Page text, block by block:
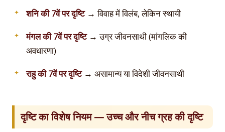
शनि की 7वें पर दृष्टि→ विवाह में विलंब, लेकिन स्थायी
मंगल की 7वें पर दृष्टि→ उग्र जीवनसाथी (मांगलिक की
अवधारणा)
राहु की 7वें पर दृष्टि→ असामान्य या विदेशी जीवनसाथी
दृष्टि का विशेष नियम — उच्च और नीच ग्रह की दृष्टि